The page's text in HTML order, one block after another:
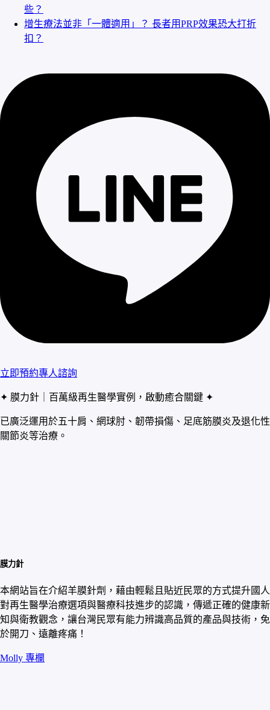
些？
增生療法並非「一體適用」？ 長者用PRP效果恐大打折
扣？
立即預約專人諮詢
✦ 膜力針｜百萬級再生醫學實例，啟動癒合關鍵 ✦
已廣泛運用於五十肩、網球肘、韌帶損傷、足底筋膜炎及退化性
關節炎等治療。
膜力針
本網站旨在介紹羊膜針劑，藉由輕鬆且貼近民眾的方式提升國人
對再生醫學治療選項與醫療科技進步的認識，傳遞正確的健康新
知與衛教觀念，讓台灣民眾有能力辨識高品質的產品與技術，免
於開刀、遠離疼痛！
Molly 專欄